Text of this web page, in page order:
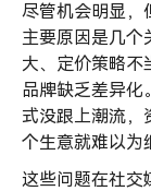
尽管机会明显，
主要原因是几个
大、定价策略不
品牌缺乏差异化
式没跟上潮流，
个生意就难以为
这些问题在社交